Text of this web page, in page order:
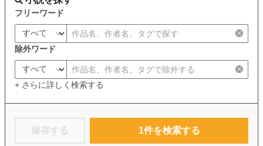
フリーワード
除外ワード
+ さらに詳しく検索する
保存する 1件を検索する